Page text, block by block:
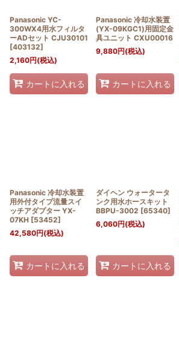
Panasonic YC-
300WX4用水フィルタ
ーADセット CJU30101
[403132]
2,160円(税込)
カートに入れる
Panasonic 冷却水装置
(YX-09KGC1)用固定金
具ユニット CXU00016
9,880円(税込)
カートに入れる
Panasonic 冷却水装置
用外付タイプ流量スイ
ッチアダプター YX-
07KH [53452]
42,580円(税込)
カートに入れる
ダイヘン ウォータータ
ンク用水ホースキット
BBPU-3002 [65340]
6,060円(税込)
カートに入れる